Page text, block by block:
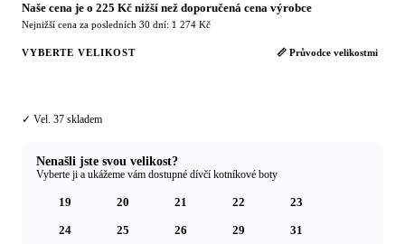
Naše cena je o 225 Kč nižší než doporučená cena výrobce
Nejnižší cena za posledních 30 dní: 1 274 Kč
VYBERTE VELIKOST 📏 Průvodce velikostmi
✓ Vel. 37 skladem
Nenašli jste svou velikost?
Vyberte ji a ukážeme vám dostupné dívčí kotníkové boty
19 20 21 22 23
24 25 26 29 31